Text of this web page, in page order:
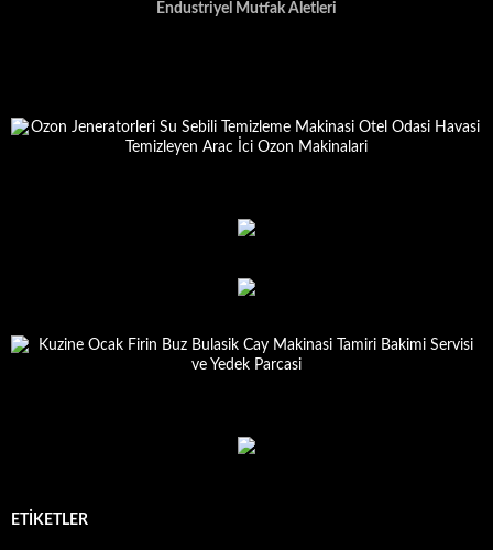
Endustriyel Mutfak Aletleri
ETIKETLER